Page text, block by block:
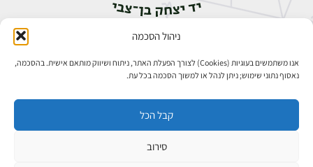
ניהול הסכמה
אנו משתמשים בעוגיות (Cookies) לצורך הפעלת האתר, ניתוח ושיווק מותאם אישית. בהסכמה,
נאסוף נתוני שימוש; ניתן לנהל או למשוך הסכמה בכל עת.
קבל הכל
סירוב
אבן גבירול 14, רחביה, ירושלים